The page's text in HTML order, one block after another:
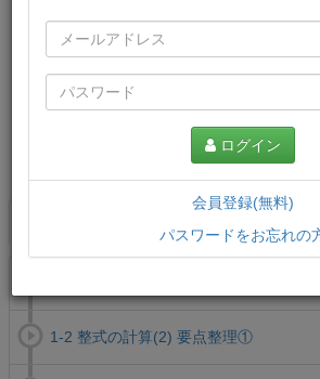
1-2 整式の計算(2) 要点整理①
ログイン
会員登録(無料)
パスワードをお忘れの